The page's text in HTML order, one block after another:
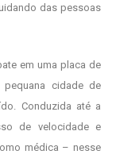
das pessoas
em uma placa de
pequana cidade de
Conduzida até a
de velocidade e
médica – nesse